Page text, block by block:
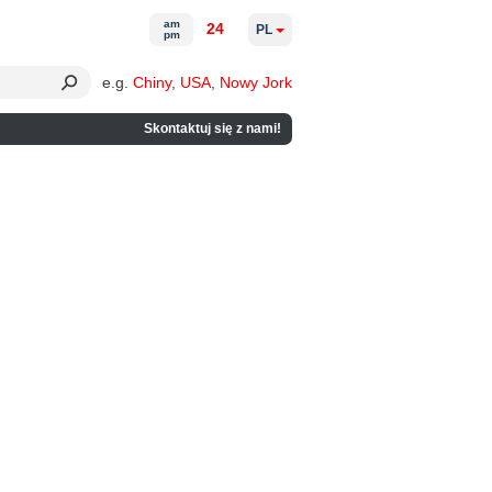
e.g. Chiny, USA Nowy Jork
Skontaktuj się z nami!
am
pm
24 PL